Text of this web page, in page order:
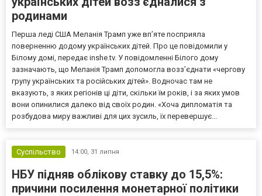
родинами
Перша леді США Меланія Трамп уже впʼяте посприяла
поверненню додому українських дітей. Про це повідомили у
Білому домі, передає inshe.tv. У повідомленні Білого дому
зазначають, що Меланія Трамп допомогла возз’єднати «чергову
групу українських та російських дітей». Водночас там не
вказують, з яких регіонів ці діти, скільки їм років, і за яких умов
вони опинилися далеко від своїх родин. «Хоча дипломатія та
розбудова миру важливі для цих зусиль, їх перевершує...
Суспільство 14:00, 31 липня
НБУ підняв облікову ставку до 15,5%:
причини посилення монетарної політики